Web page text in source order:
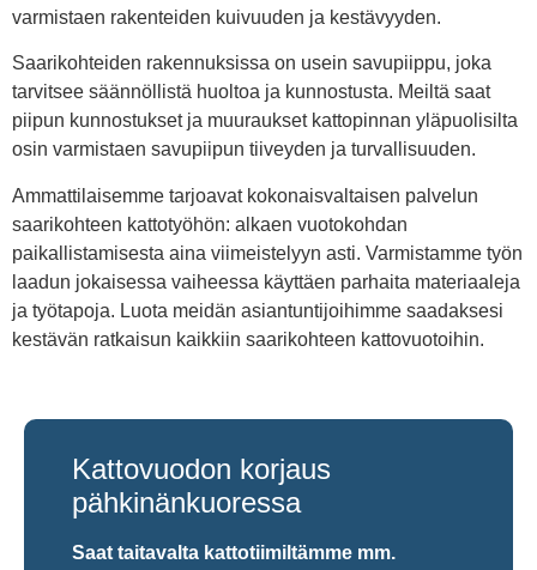
varmistaen rakenteiden kuivuuden ja kestävyyden.
Saarikohteiden rakennuksissa on usein savupiippu, joka
tarvitsee säännöllistä huoltoa ja kunnostusta. Meiltä saat
piipun kunnostukset ja muuraukset kattopinnan yläpuolisilta
osin varmistaen savupiipun tiiveyden ja turvallisuuden.
Ammattilaisemme tarjoavat kokonaisvaltaisen palvelun
saarikohteen kattotyöhön: alkaen vuotokohdan
paikallistamisesta aina viimeistelyyn asti. Varmistamme työn
laadun jokaisessa vaiheessa käyttäen parhaita materiaaleja
ja työtapoja. Luota meidän asiantuntijoihimme saadaksesi
kestävän ratkaisun kaikkiin saarikohteen kattovuotoihin.
Kattovuodon korjaus
pähkinänkuoressa
Saat taitavalta kattotiimiltämme mm.